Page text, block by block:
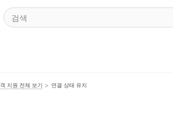
지원 전체 보기 연결 상태 유지